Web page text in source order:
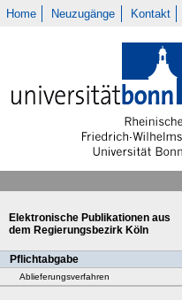
Home Neuzugänge Kontakt
Elektronische Publikationen aus
dem Regierungsbezirk Köln
Pflichtabgabe
Ablieferungsverfahren